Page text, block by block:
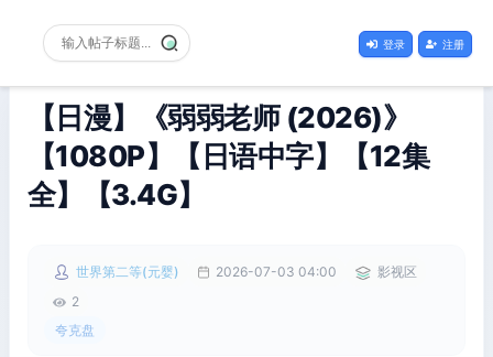
登录 注册
【日漫】《弱弱老师 (2026)》
【1080P】【日语中字】【12集
全】【3.4G】
世界第二等(元婴) 2026-07-03 04:00
影视区
2
夸克盘